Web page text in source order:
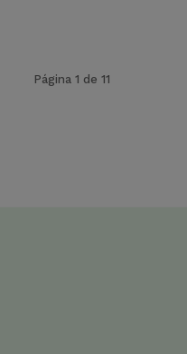
Página 1 de 11